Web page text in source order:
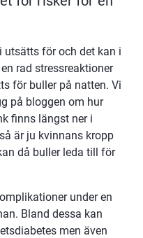
utsätts för och det kan i
rad stressreaktioner
för buller på natten. Vi
på bloggen om hur
finns längst ner i
är ju kvinnans kropp
då buller leda till för
under en
Bland dessa kan
men även